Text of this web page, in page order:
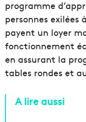
programme
personnes exilées
payent un loyer
fonctionnement
en assurant la
tables rondes et
A lire aussi